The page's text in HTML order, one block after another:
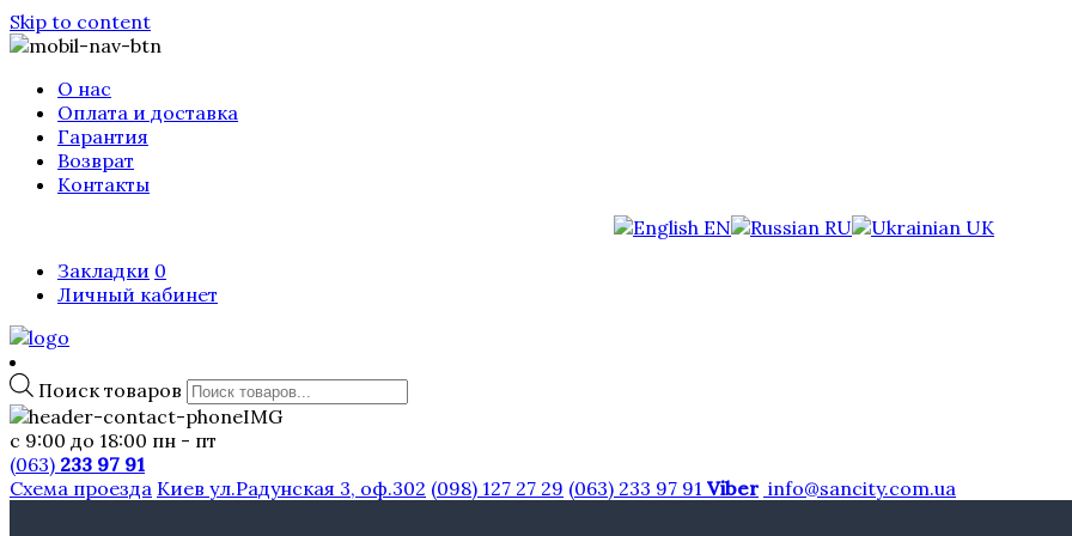
Skip to content
О нас
Оплата и доставка
Гарантия
Возврат
Контакты
EN
RU
UK
Закладки 0
Личный кабинет
Поиск товаров
с 9:00 до 18:00 пн - пт
(063) 233 97 91
Схема проезда Киев ул.Радунская 3, оф.302 (098) 127 27 29 (063) 233 97 91 Viber info@sancity.com.ua